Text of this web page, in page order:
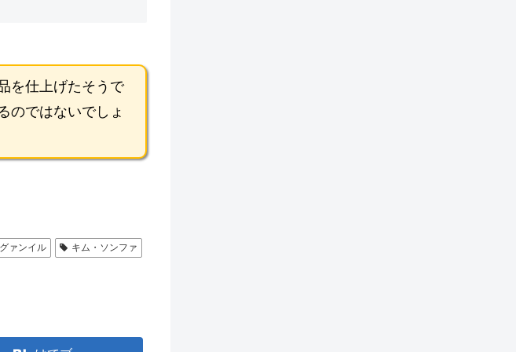
を仕上げたそうで
のではないでしょ
ァンイル キム・ソンファ